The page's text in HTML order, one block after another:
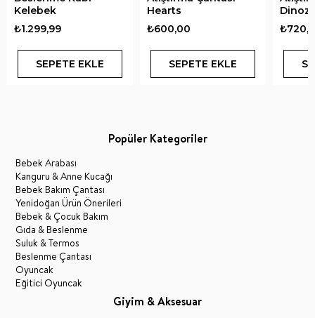
Kelebek
₺1.299,99
SEPETE EKLE
Hearts
₺600,00
SEPETE EKLE
Popüler Kategoriler
Bebek Arabası
Kanguru & Anne Kucağı
Bebek Bakım Çantası
Yenidoğan Ürün Önerileri
Bebek & Çocuk Bakım
Gıda & Beslenme
Suluk & Termos
Beslenme Çantası
Oyuncak
Eğitici Oyuncak
Giyim & Aksesuar